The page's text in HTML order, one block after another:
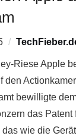
Riese Apple
den
bewilligte
das Patent
das wie die